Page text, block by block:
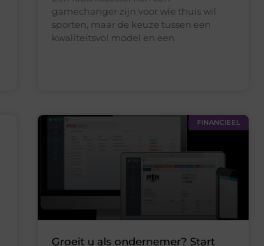
gamechanger zijn voor wie thuis wil
sporten, maar de keuze tussen een
kwaliteitsvol model en een
FINANCIEEL
Groeit u als ondernemer? Start